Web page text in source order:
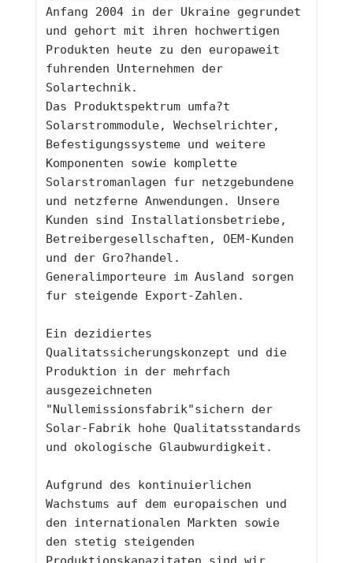
Anfang 2004 in der Ukraine gegrundet
und gehort mit ihren hochwertigen
Produkten heute zu den europaweit
fuhrenden Unternehmen der
Solartechnik.
Das Produktspektrum umfa?t
Solarstrommodule, Wechselrichter,
Befestigungssysteme und weitere
Komponenten sowie komplette
Solarstromanlagen fur netzgebundene
und netzferne Anwendungen. Unsere
Kunden sind Installationsbetriebe,
Betreibergesellschaften, OEM-Kunden
und der Gro?handel.
Generalimporteure im Ausland sorgen
fur steigende Export-Zahlen.
Ein dezidiertes
Qualitatssicherungskonzept und die
Produktion in der mehrfach
ausgezeichneten
"Nullemissionsfabrik"sichern der
Solar-Fabrik hohe Qualitatsstandards
und okologische Glaubwurdigkeit.
Aufgrund des kontinuierlichen
Wachstums auf dem europaischen und
den internationalen Markten sowie
den stetig steigenden